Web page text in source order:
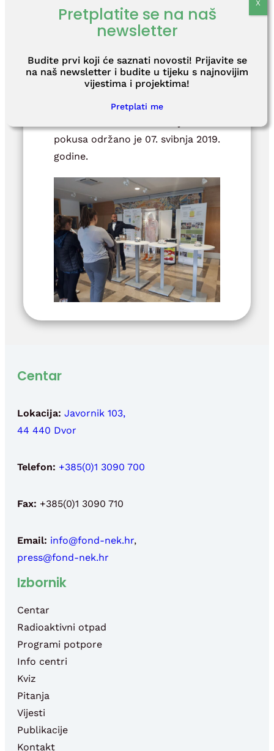
postavljanje pitanja koja ih
zanimaju.
preseljena u Hrvatski dom Glina, a
predavanje namijenjeno
osnovnoškolcima s istom
pokusa održano je 07. svibnja 2019.
godine.
Centar
Lokacija: Javornik 103,
44 440 Dvor
Telefon: +385(0)1 3090 700
Fax: +385(0)1 3090 710
Email: info@fond-nek.hr,
press@fond-nek.hr
Izbornik
Centar
Radioaktivni otpad
Programi potpore
Info centri
Kviz
Pitanja
Vijesti
Publikacije
Kontakt
Pretplatite se na naš
newsletter
Budite prvi koji će saznati novosti! Prijavite se
na naš newsletter i budite u tijeku s najnovijim
vijestima i projektima!
Pretplati me